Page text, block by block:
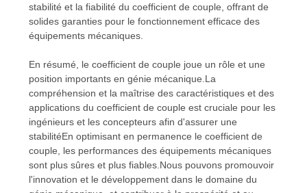
stabilité et la fiabilité du coefficient de couple, offrant de
solides garanties pour le fonctionnement efficace des
équipements mécaniques.
En résumé, le coefficient de couple joue un rôle et une
position importants en génie mécanique.La
compréhension et la maîtrise des caractéristiques et des
applications du coefficient de couple est cruciale pour les
ingénieurs et les concepteurs afin d'assurer une
stabilitéEn optimisant en permanence le coefficient de
couple, les performances des équipements mécaniques
sont plus sûres et plus fiables.Nous pouvons promouvoir
l'innovation et le développement dans le domaine du